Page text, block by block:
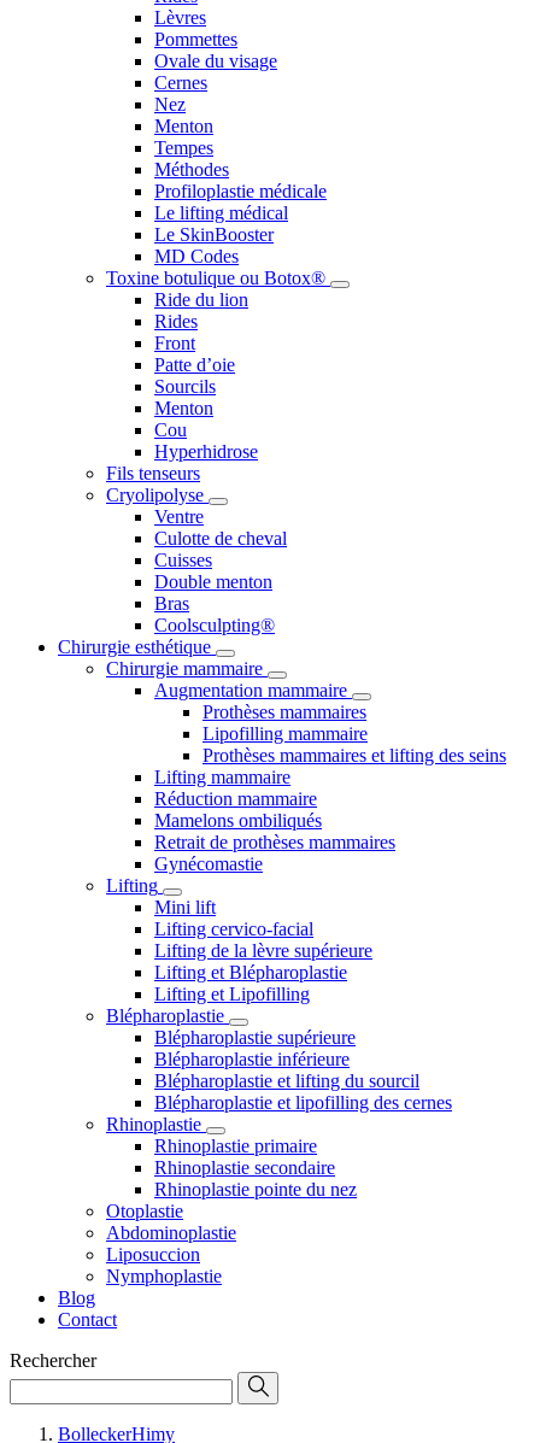
Lèvres
Pommettes
Ovale du visage
Cernes
Nez
Menton
Tempes
Méthodes
Profiloplastie médicale
Le lifting médical
Le SkinBooster
MD Codes
Toxine botulique ou Botox®
Ride du lion
Rides
Front
Patte d’oie
Sourcils
Menton
Cou
Hyperhidrose
Fils tenseurs
Cryolipolyse
Ventre
Culotte de cheval
Cuisses
Double menton
Bras
Coolsculpting®
Chirurgie esthétique
Chirurgie mammaire
Augmentation mammaire
Prothèses mammaires
Lipofilling mammaire
Prothèses mammaires et lifting des seins
Lifting mammaire
Réduction mammaire
Mamelons ombiliqués
Retrait de prothèses mammaires
Gynécomastie
Lifting
Mini lift
Lifting cervico-facial
Lifting de la lèvre supérieure
Lifting et Blépharoplastie
Lifting et Lipofilling
Blépharoplastie
Blépharoplastie supérieure
Blépharoplastie inférieure
Blépharoplastie et lifting du sourcil
Blépharoplastie et lipofilling des cernes
Rhinoplastie
Rhinoplastie primaire
Rhinoplastie secondaire
Rhinoplastie pointe du nez
Otoplastie
Abdominoplastie
Liposuccion
Nymphoplastie
Blog
Contact
Rechercher
BolleckerHimy